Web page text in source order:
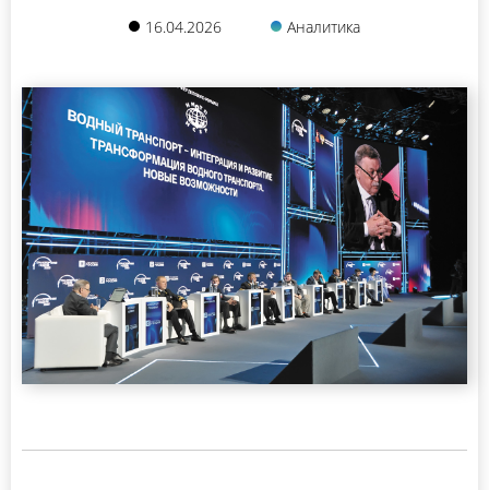
16.04.2026 Аналитика